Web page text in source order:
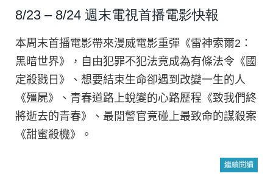
8/23 – 8/24 週末電視首播電影快報
本周末首播電影帶來漫威電影重彈《雷神索爾2：
黑暗世界》，自由犯罪不犯法竟成為有條法令《國
定殺戮日》、想要結束生命卻遇到改變一生的人
《殭屍》、青春道路上蛻變的心路歷程《致我們終
將逝去的青春》、最閒警官竟碰上最致命的謀殺案
《甜蜜殺機》。
繼續閱讀